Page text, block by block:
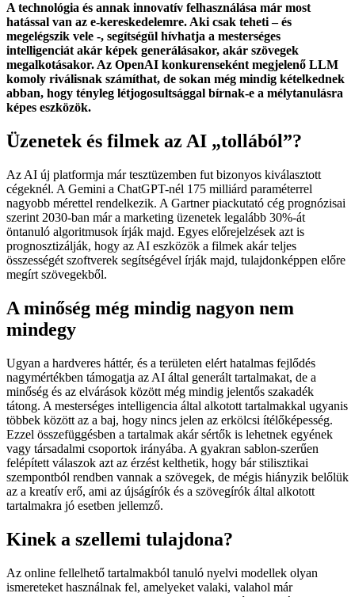
A technológia és annak innovatív felhasználása már most
hatással van az e-kereskedelemre. Aki csak teheti – és
megelégszik vele -, segítségül hívhatja a mesterséges
intelligenciát akár képek generálásakor, akár szövegek
megalkotásakor. Az OpenAI konkurenseként megjelenő LLM
komoly riválisnak számíthat, de sokan még mindig kételkednek
abban, hogy tényleg létjogosultsággal bírnak-e a mélytanulásra
képes eszközök.
Üzenetek és filmek az AI „tollából”?
Az AI új platformja már tesztüzemben fut bizonyos kiválasztott
cégeknél. A Gemini a ChatGPT-nél 175 milliárd paraméterrel
nagyobb mérettel rendelkezik. A Gartner piackutató cég prognózisai
szerint 2030-ban már a marketing üzenetek legalább 30%-át
öntanuló algoritmusok írják majd. Egyes előrejelzések azt is
prognosztizálják, hogy az AI eszközök a filmek akár teljes
összességét szoftverek segítségével írják majd, tulajdonképpen előre
megírt szövegekből.
A minőség még mindig nagyon nem
mindegy
Ugyan a hardveres háttér, és a területen elért hatalmas fejlődés
nagymértékben támogatja az AI által generált tartalmakat, de a
minőség és az elvárások között még mindig jelentős szakadék
tátong. A mesterséges intelligencia által alkotott tartalmakkal ugyanis
többek között az a baj, hogy nincs jelen az erkölcsi ítélőképesség.
Ezzel összefüggésben a tartalmak akár sértők is lehetnek egyének
vagy társadalmi csoportok irányába. A gyakran sablon-szerűen
felépített válaszok azt az érzést kelthetik, hogy bár stilisztikai
szempontból rendben vannak a szövegek, de mégis hiányzik belőlük
az a kreatív erő, ami az újságírók és a szövegírók által alkotott
tartalmakra jó esetben jellemző.
Kinek a szellemi tulajdona?
Az online fellelhető tartalmakból tanuló nyelvi modellek olyan
ismereteket használnak fel, amelyeket valaki, valahol már